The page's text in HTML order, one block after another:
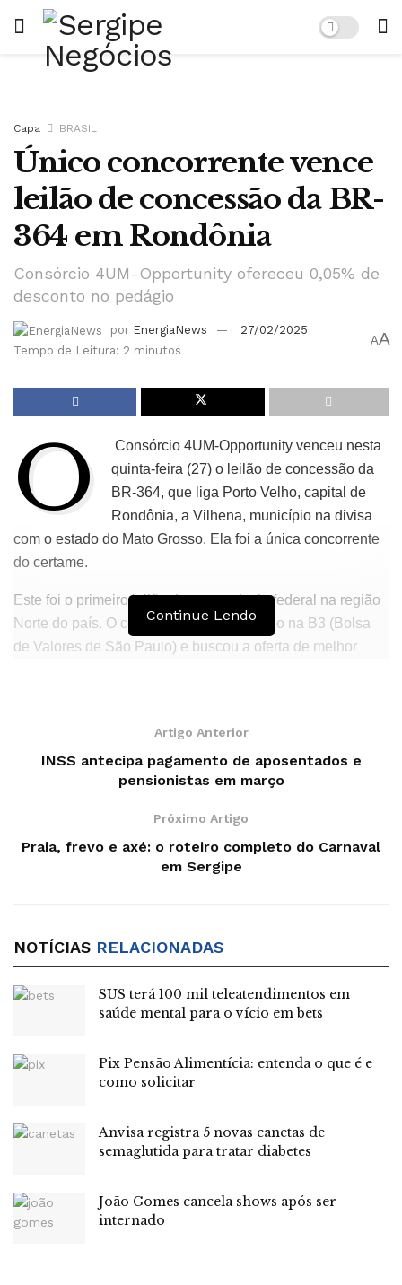
Capa BRASIL
Único concorrente vence
leilão de concessão da BR-
364 em Rondônia
Consórcio 4UM-Opportunity ofereceu 0,05% de
desconto no pedágio
por EnergiaNews
27/02/2025
Tempo de Leitura: 2 minutos
AA
O
Consórcio 4UM-Opportunity venceu nesta
quinta-feira (27) o leilão de concessão da
BR-364, que liga Porto Velho, capital de
Rondônia, a Vilhena, município na divisa
com o estado do Mato Grosso. Ela foi a única concorrente
do certame.
Este foi o primeiro leilão de uma rodovia federal na região
Norte do país. O certame, que foi realizado na B3 (Bolsa
de Valores de São Paulo) e buscou a oferta de melhor
Segundo o Ministério dos Transportes, o trecho concedido
tem 686,70 quilômetros de extensão e é chamado de Rota
desde o entroncamento com a BR-435 até a BR-319, além
de acessos estratégicos em Ji-Paraná e Porto Velho. Essa
rodovia é um importante corredor logístico, facilitando o
De acordo com aAgência Nacional de Transportes
com investimentos ultrapassando R$ 10,23 bilhões. Serão
R$ 6,35 bilhões em investimentos de longo prazo,
adequação das vias; e R$ 3,88 bilhões em despesas
A estimativa do ministério é que a concessão possa gerar
mais de 92 mil empregos.
Leia também: Sergas impulsiona produção da Altenburg
Continue Lendo
Artigo Anterior
INSS antecipa pagamento de aposentados e
pensionistas em março
Próximo Artigo
Praia, frevo e axé: o roteiro completo do Carnaval
em Sergipe
NOTÍCIAS RELACIONADAS
SUS terá 100 mil teleatendimentos em
saúde mental para o vício em bets
Pix Pensão Alimentícia: entenda o que é e
como solicitar
Anvisa registra 5 novas canetas de
semaglutida para tratar diabetes
João Gomes cancela shows após ser
internado